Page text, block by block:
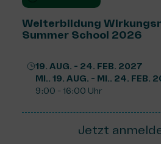
Weiterbildung
Summer School 2026
19. AUG. - 24. FEB. 2027
MI.. 19. AUG. - MI.. 24. FEB.
9:00 - 16:00 Uhr
Jetzt